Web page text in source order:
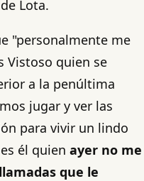
Lota.
"personalmente me
Vistoso quien se
a la penúltima
jugar y ver las
para vivir un lindo
él quien ayer no me
que le